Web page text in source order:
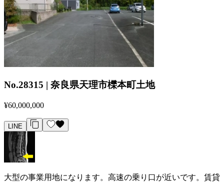
No.28315 | 奈良県天理市櫟本町土地
¥60,000,000
LINE
大型の事業用地になります。高速の乗り口が近いです。賃貸